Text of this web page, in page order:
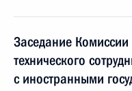
Заседание
технического
с иностранными